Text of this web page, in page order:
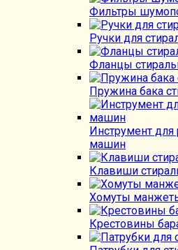
Фильтры
Ручки для
Фланцы
Пружина бака
Инструмент для
машин
Клавиши
Хомуты
Крестовины